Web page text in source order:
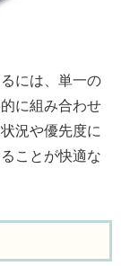
には、単一の
に組み合わせ
況や優先度に
ことが快適な